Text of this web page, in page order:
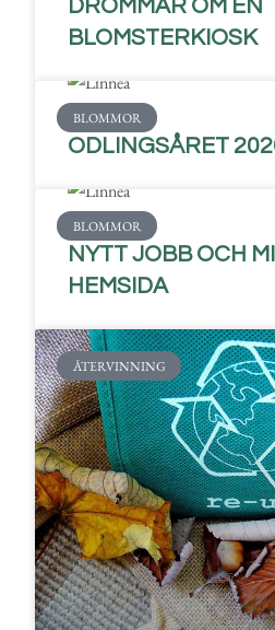
DRÖMMAR OM EN
BLOMSTERKIOSK
BLOMMOR
ODLINGSÅRET
BLOMMOR
NYTT JOBB OCH
HEMSIDA
ÅTERVINNING